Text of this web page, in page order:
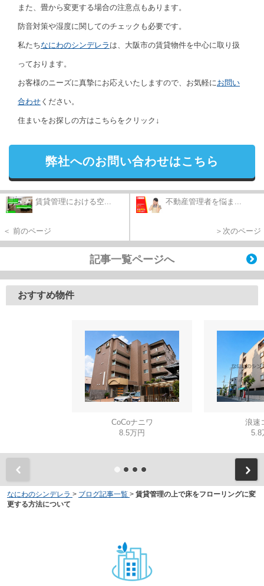
また、畳から変更する場合の注意点もあります。
防音対策や湿度に関してのチェックも必要です。
私たちなにわのシンデレラ は、大阪市の賃貸物件を中心に取り扱
っております。
お客様のニーズに真摯にお応えいたしますので、お気軽にお問い
合わせ ください。
住まいをお探しの方はこちらをクリック↓
弊社へのお問い合わせはこちら
賃貸管理における空...
＜ 前のページ
不動産管理者を悩ま...
＞次のページ
記事一覧ページへ
おすすめ物件
CoCoナニワ
8.5万円
浪速
5.8
なにわのシンデレラ > ブログ記事一覧 > 賃貸管理の上で床をフローリングに変
更する方法について